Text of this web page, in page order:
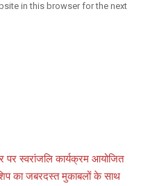
in this browser for the next
पर स्वरांजलि कार्यक्रम आयोजित
का जबरदस्त मुकाबलों के साथ